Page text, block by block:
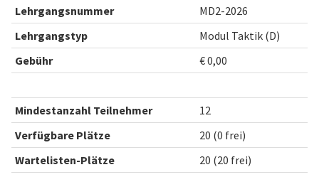
Lehrgangsnummer
MD2-2026
Lehrgangstyp
Modul Taktik (D)
Gebühr
€ 0,00
Mindestanzahl Teilnehmer
12
Verfügbare Plätze
20 (0 frei)
Wartelisten-Plätze
20 (20 frei)